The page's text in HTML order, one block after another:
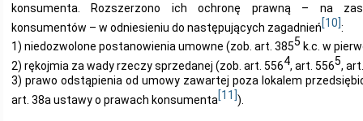
konsumenta. Rozszerzono ich ochronę prawną – na
konsumentów – w odniesieniu do następujących zagadnień[10]:
1) niedozwolone postanowienia umowne (zob. art. 3855 k.c. w
2) rękojmia za wady rzeczy sprzedanej (zob. art. 5564, art. 5565,
3) prawo odstąpienia od umowy zawartej poza lokalem
art. 38a ustawy o prawach konsumenta[11]).